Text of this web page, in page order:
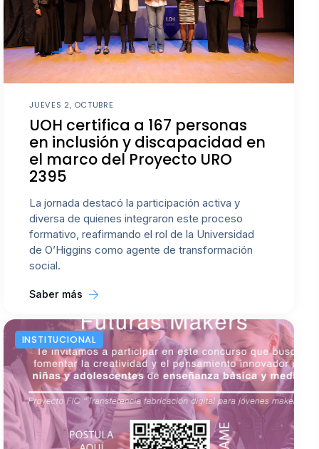
JUEVES 2, OCTUBRE
UOH certifica a 167 personas
en inclusión y discapacidad en
el marco del Proyecto URO
2395
La jornada destacó la participación activa y
diversa de quienes integraron este proceso
formativo, reafirmando el rol de la Universidad
de O’Higgins como agente de transformación
social.
Saber más
INSTITUCIONAL